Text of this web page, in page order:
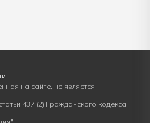
на сайте, не является
437 (2) Гражданского кодекса